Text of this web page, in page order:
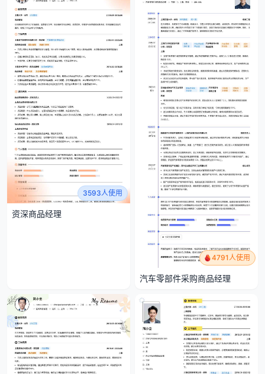
3593人使用
资深商品经理
4791人使用
汽车零部件采购商品经理